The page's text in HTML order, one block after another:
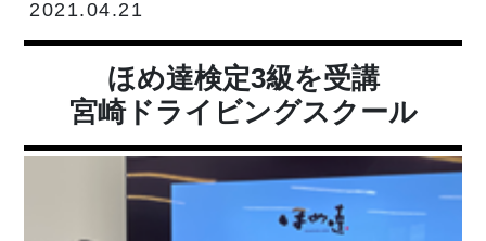
2021.04.21
ほめ達検定3級を受講
宮崎ドライビングスクール